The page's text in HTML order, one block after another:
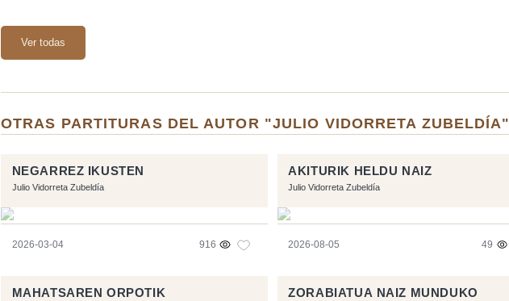
Ver todas
OTRAS PARTITURAS DEL AUTOR "JULIO VIDORRETA ZUBELDÍA"
NEGARREZ IKUSTEN
Julio Vidorreta Zubeldía
2026-03-04 916
AKITURIK HELDU NAIZ
Julio Vidorreta Zubeldía
2026-08-05 49
MAHATSAREN ORPOTIK
ZORABIATUA NAIZ MUNDUKO